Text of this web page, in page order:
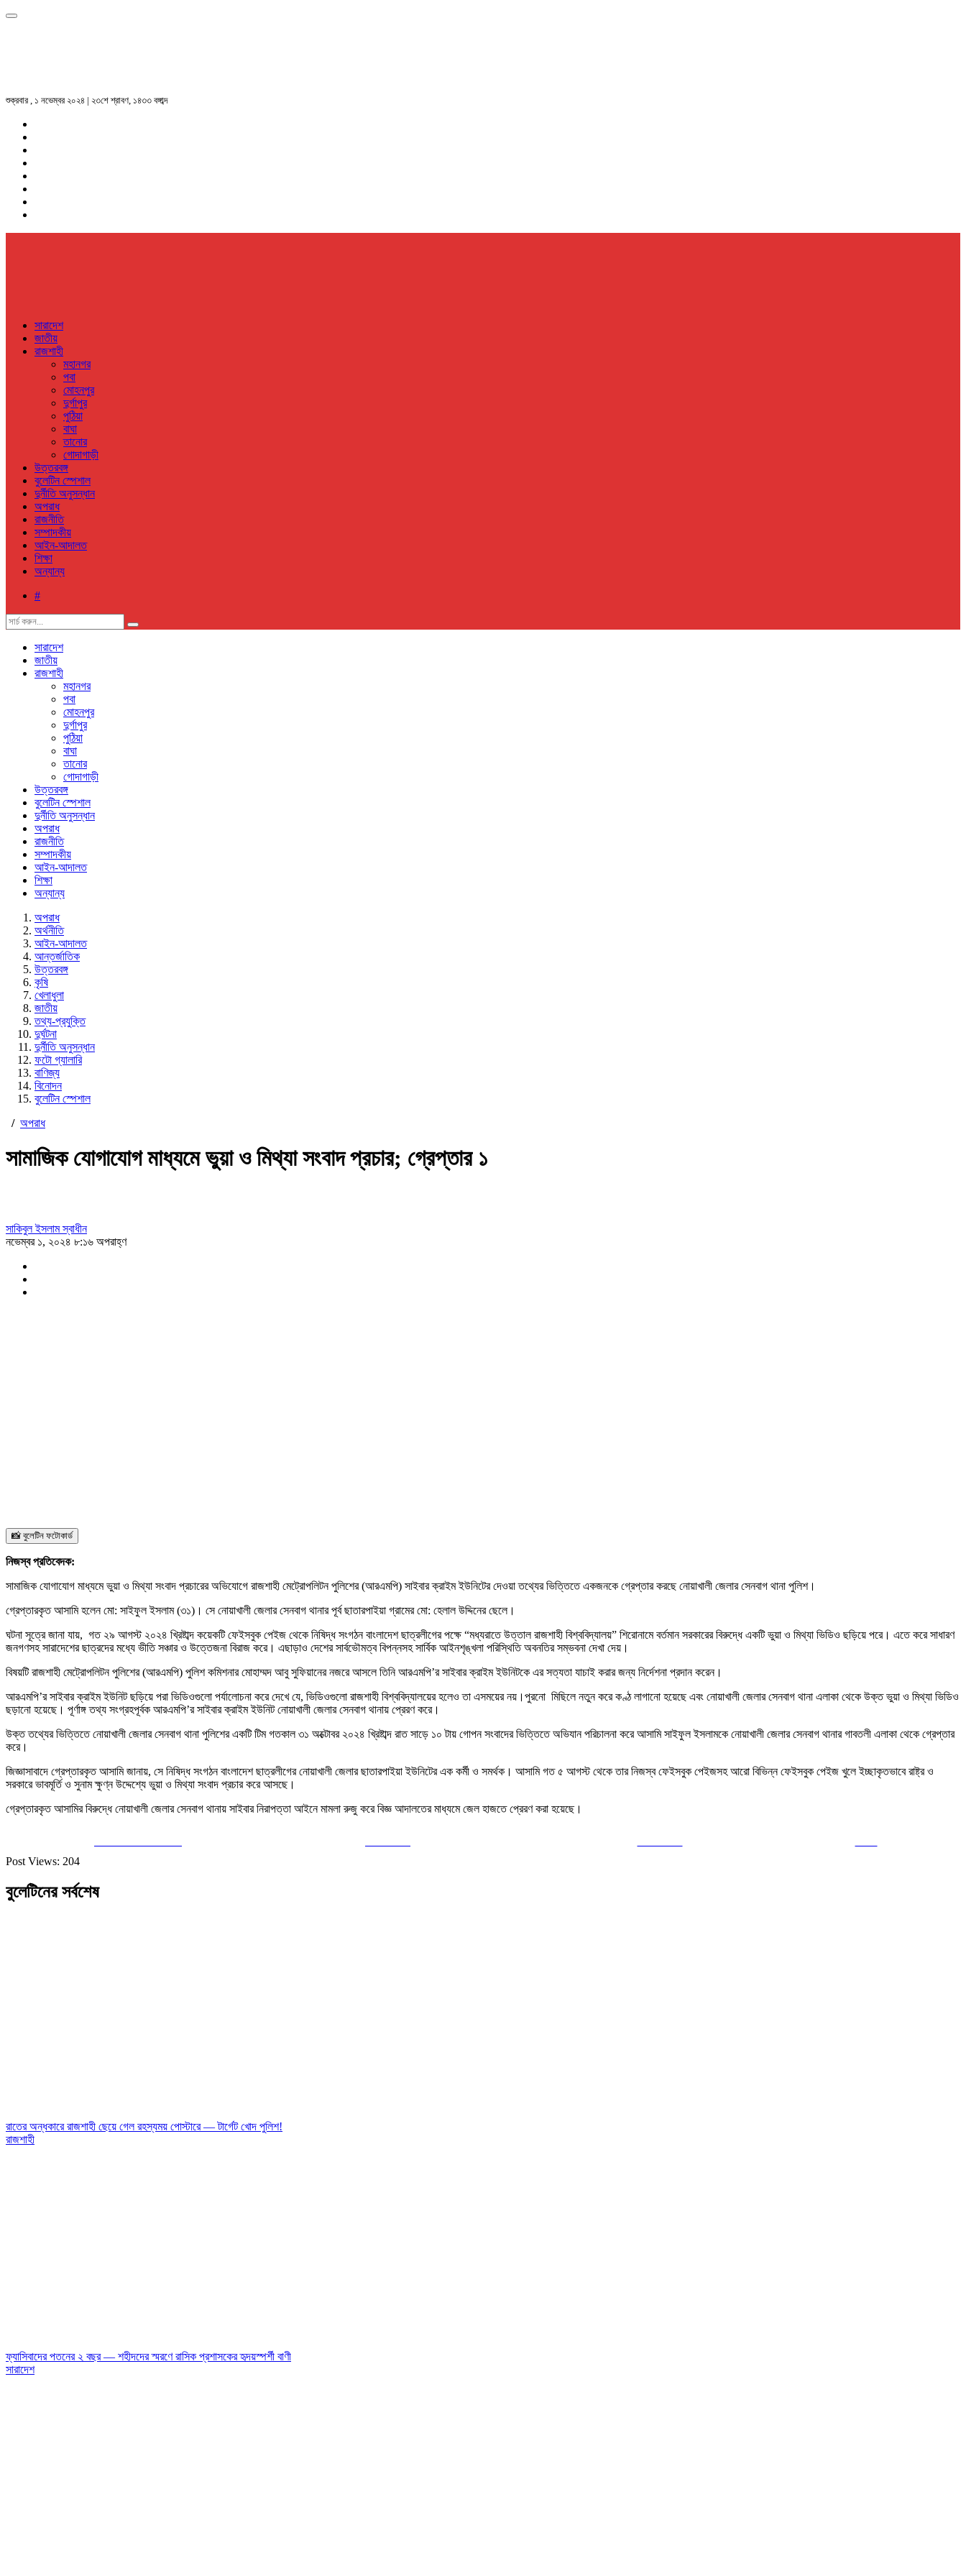
শুক্রবার , ১ নভেম্বর ২০২৪ | ২৩শে শ্রাবণ, ১৪৩৩ বঙ্গাব্দ
সারাদেশ
জাতীয়
রাজশাহী
মহানগর
পবা
মোহনপুর
দুর্গাপুর
পুঠিয়া
বাঘা
তানোর
গোদাগাড়ী
উত্তরবঙ্গ
বুলেটিন স্পেশাল
দুর্নীতি অনুসন্ধান
অপরাধ
রাজনীতি
সম্পাদকীয়
আইন-আদালত
শিক্ষা
অন্যান্য
#
সারাদেশ
জাতীয়
রাজশাহী
মহানগর
পবা
মোহনপুর
দুর্গাপুর
পুঠিয়া
বাঘা
তানোর
গোদাগাড়ী
উত্তরবঙ্গ
বুলেটিন স্পেশাল
দুর্নীতি অনুসন্ধান
অপরাধ
রাজনীতি
সম্পাদকীয়
আইন-আদালত
শিক্ষা
অন্যান্য
অপরাধ
অর্থনীতি
আইন-আদালত
আন্তর্জাতিক
উত্তরবঙ্গ
কৃষি
খেলাধুলা
জাতীয়
তথ্য-প্রযুক্তি
দুর্ঘটনা
দুর্নীতি অনুসন্ধান
ফটো গ্যালারি
বাণিজ্য
বিনোদন
বুলেটিন স্পেশাল
/ অপরাধ
সামাজিক যোগাযোগ মাধ্যমে ভুয়া ও মিথ্যা সংবাদ প্রচার; গ্রেপ্তার ১
সাকিবুল ইসলাম স্বাধীন
নভেম্বর ১, ২০২৪ ৮:১৬ অপরাহ্ণ
📸 বুলেটিন ফটোকার্ড
নিজস্ব প্রতিবেদক:
সামাজিক যোগাযোগ মাধ্যমে ভুয়া ও মিথ্যা সংবাদ প্রচারের অভিযোগে রাজশাহী মেট্রোপলিটন পুলিশের (আরএমপি) সাইবার ক্রাইম ইউনিটের দেওয়া তথ্যের ভিত্তিতে একজনকে গ্রেপ্তার করছে নোয়াখালী জেলার সেনবাগ থানা পুলিশ।
গ্রেপ্তারকৃত আসামি হলেন মো: সাইফুল ইসলাম (৩১)। সে নোয়াখালী জেলার সেনবাগ থানার পূর্ব ছাতারপাইয়া গ্রামের মো: হেলাল উদ্দিনের ছেলে।
ঘটনা সূত্রে জানা যায়, গত ২৯ আগস্ট ২০২৪ খ্রিষ্টাব্দ কয়েকটি ফেইসবুক পেইজ থেকে নিষিদ্ধ সংগঠন বাংলাদেশ ছাত্রলীগের পক্ষে “মধ্যরাতে উত্তাল রাজশাহী বিশ্ববিদ্যালয়” শিরোনামে বর্তমান সরকারের বিরুদ্ধে একটি ভুয়া ও মিথ্যা ভিডিও ছড়িয়ে পরে। এতে করে সাধারণ
জনগণসহ সারাদেশের ছাত্রদের মধ্যে ভীতি সঞ্চার ও উত্তেজনা বিরাজ করে। এছাড়াও দেশের সার্বভৌমত্ব বিপন্নসহ সার্বিক আইনশৃঙ্খলা পরিস্থিতি অবনতির সম্ভবনা দেখা দেয়।
বিষয়টি রাজশাহী মেট্রোপলিটন পুলিশের (আরএমপি) পুলিশ কমিশনার মোহাম্মদ আবু সুফিয়ানের নজরে আসলে তিনি আরএমপি’র সাইবার ক্রাইম ইউনিটকে এর সত্যতা যাচাই করার জন্য নির্দেশনা প্রদান করেন।
আরএমপি’র সাইবার ক্রাইম ইউনিট ছড়িয়ে পরা ভিডিওগুলো পর্যালোচনা করে দেখে যে, ভিডিওগুলো রাজশাহী বিশ্ববিদ্যালয়ের হলেও তা এসময়ের নয়।পুরনো মিছিলে নতুন করে কণ্ঠ লাগানো হয়েছে এবং নোয়াখালী জেলার সেনবাগ থানা এলাকা থেকে উক্ত ভুয়া ও মিথ্যা ভিডিও
ছড়ানো হয়েছে। পূর্ণাঙ্গ তথ্য সংগ্রহপূর্বক আরএমপি’র সাইবার ক্রাইম ইউনিট নোয়াখালী জেলার সেনবাগ থানায় প্রেরণ করে।
উক্ত তথ্যের ভিত্তিতে নোয়াখালী জেলার সেনবাগ থানা পুলিশের একটি টিম গতকাল ৩১ অক্টোবর ২০২৪ খ্রিষ্টাব্দ রাত সাড়ে ১০ টায় গোপন সংবাদের ভিত্তিতে অভিযান পরিচালনা করে আসামি সাইফুল ইসলামকে নোয়াখালী জেলার সেনবাগ থানার গাবতলী এলাকা থেকে গ্রেপ্তার
করে।
জিজ্ঞাসাবাদে গ্রেপ্তারকৃত আসামি জানায়, সে নিষিদ্ধ সংগঠন বাংলাদেশ ছাত্রলীগের নোয়াখালী জেলার ছাতারপাইয়া ইউনিটের এক কর্মী ও সমর্থক। আসামি গত ৫ আগস্ট থেকে তার নিজস্ব ফেইসবুক পেইজসহ আরো বিভিন্ন ফেইসবুক পেইজ খুলে ইচ্ছাকৃতভাবে রাষ্ট্র ও
সরকারে ভাবমূর্তি ও সুনাম ক্ষুণ্ন উদ্দেশ্যে ভুয়া ও মিথ্যা সংবাদ প্রচার করে আসছে।
গ্রেপ্তারকৃত আসামির বিরুদ্ধে নোয়াখালী জেলার সেনবাগ থানায় সাইবার নিরাপত্তা আইনে মামলা রুজু করে বিজ্ঞ আদালতের মাধ্যমে জেল হাজতে প্রেরণ করা হয়েছে।
Post Views: 204
বুলেটিনের সর্বশেষ
রাতের অন্ধকারে রাজশাহী ছেয়ে গেল রহস্যময় পোস্টারে — টার্গেট খোদ পুলিশ!
রাজশাহী
ফ্যাসিবাদের পতনের ২ বছর — শহীদদের স্মরণে রাসিক প্রশাসকের হৃদয়স্পর্শী বাণী
সারাদেশ